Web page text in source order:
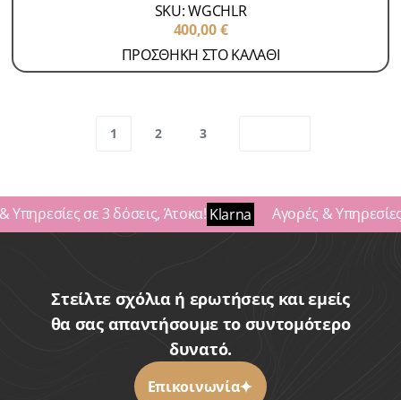
SKU: WGCHLR
400,00€
ΠΡΟΣΘΗΚΗ ΣΤΟ ΚΑΛΑΘΙ
1 2 3
σε 3 δόσεις, Άτοκα!Klarna Αγορές & Υπηρεσίες
Στείλτε σχόλια ή ερωτήσεις και εμείς
θα σας απαντήσουμε το συντομότερο
δυνατό.
Επικοινωνία